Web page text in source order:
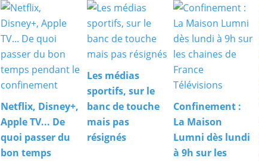
Netflix, Disney+,
Apple TV... De
quoi passer du
bon temps
Les médias
sportifs, sur le
banc de touche
mais pas
résignés
Confinement :
La Maison
Lumni dès lundi
à 9h sur les